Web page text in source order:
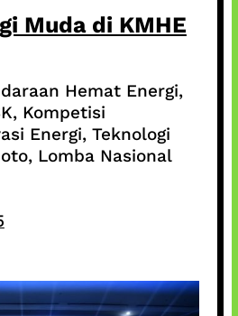
Muda di KMHE
Hemat Energi,
Kompetisi
Energi, Teknologi
Lomba Nasional